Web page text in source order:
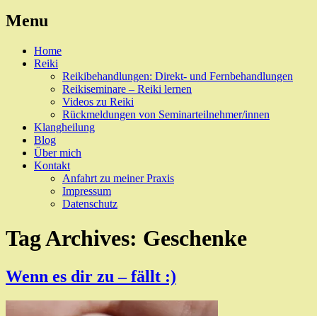
Menu
Skip
Home
Reiki
Reikibehandlungen: Direkt- und Fernbehandlungen
Reikiseminare – Reiki lernen
Videos zu Reiki
Rückmeldungen von Seminarteilnehmer/innen
Klangheilung
Blog
Über mich
Kontakt
Anfahrt zu meiner Praxis
Impressum
Datenschutz
Tag Archives: Geschenke
Wenn es dir zu – fällt :)